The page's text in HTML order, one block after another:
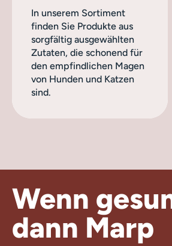
In unserem Sortiment
finden Sie Produkte aus
sorgfältig ausgewählten
Zutaten, die schonend für
den empfindlichen Magen
von Hunden und Katzen
sind.
Wenn
dann Marp